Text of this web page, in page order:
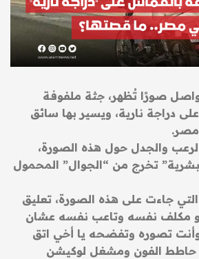
صورًا تُظهر، جثة ملفوفة
دراجة نارية، ويسير بها سائق
مصر.
والجدل حول هذه الصورة،
تخرج من “الجوال” المحمول
التي جاءت على هذه الصورة، تعليق
مكلف نفسه وتاعب نفسه عشان
وأنت تصوره وتفضحه يا أخي اتق
حاطط الفون ومشغل لوكيشن